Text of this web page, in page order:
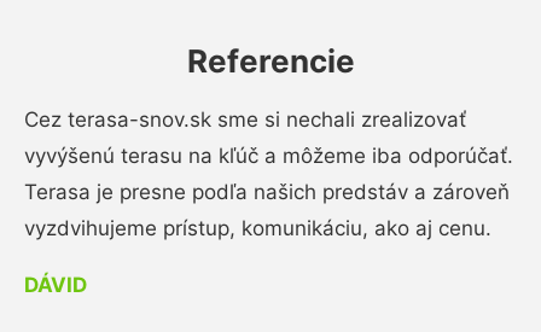
Referencie
Cez terasa-snov.sk sme si nechali zrealizovať
vyvýšenú terasu na kľúč a môžeme iba odporúčať.
Terasa je presne podľa našich predstáv a zároveň
vyzdvihujeme prístup, komunikáciu, ako aj cenu.
DÁVID